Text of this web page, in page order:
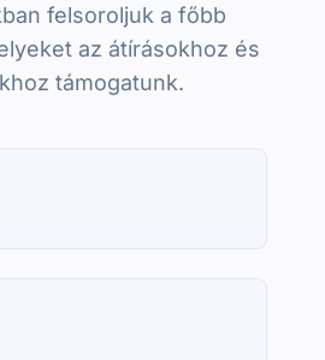
felsoroljuk a főbb
az átírásokhoz és
támogatunk.